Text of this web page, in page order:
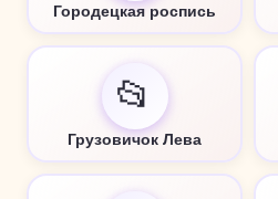
Городецкая роспись
📂
Грузовичок Лева